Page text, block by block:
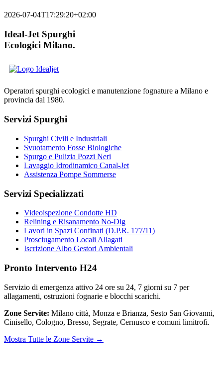
2026-07-04T17:29:20+02:00
Ideal-Jet Spurghi
Ecologici Milano.
Operatori spurghi ecologici e manutenzione fognature a Milano e
provincia dal 1980.
Servizi Spurghi
Spurghi Civili e Industriali
Svuotamento Fosse Biologiche
Spurgo e Pulizia Pozzi Neri
Lavaggio Idrodinamico Canal-Jet
Assistenza Pompe Sommerse
Servizi Specializzati
Videoispezione Condotte HD
Relining e Risanamento No-Dig
Lavori in Spazi Confinati (D.P.R. 177/11)
Prosciugamento Locali Allagati
Iscrizione Albo Gestori Ambientali
Pronto Intervento H24
Servizio di emergenza attivo 24 ore su 24, 7 giorni su 7 per
allagamenti, ostruzioni fognarie e blocchi scarichi.
Zone Servite: Milano città, Monza e Brianza, Sesto San Giovanni,
Cinisello, Cologno, Bresso, Segrate, Cernusco e comuni limitrofi.
Mostra Tutte le Zone Servite →